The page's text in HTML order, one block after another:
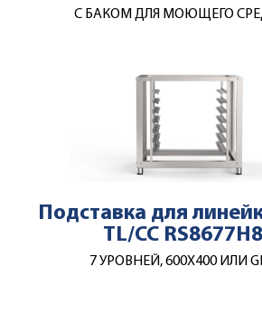
С БАКОМ ДЛЯ МОЮЩЕГО
Подставка для
TL/CC
7 УРОВНЕЙ, 600Х400 ИЛИ